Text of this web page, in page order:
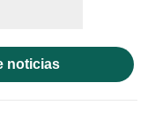
noticias